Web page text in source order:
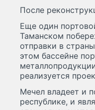
После
Еще один
Таманском
отправки в
этом бассейне
реализуется
Мечел владеет и
республике, и